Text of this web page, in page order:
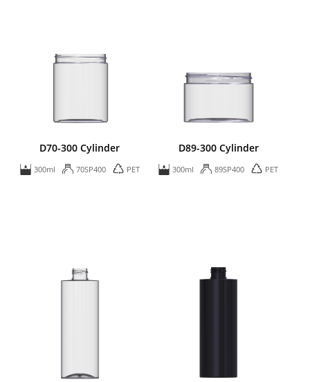
D70-300 Cylinder
300ml 70SP400 PET
D89-300 Cylinder
300ml 89SP400 PET